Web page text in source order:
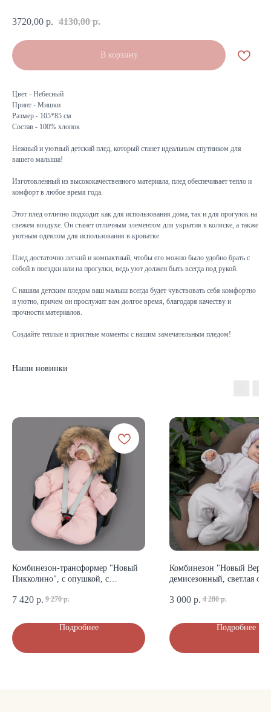
3720,00 р. 4130,00 р.
В корзину
Цвет - Небесный
Принт - Мишки
Размер - 105*85 см
Состав - 100% хлопок
Нежный и уютный детский плед, который станет идеальным спутником для
вашего малыша!
Изготовленный из высококачественного материала, плед обеспечивает тепло и
комфорт в любое время года.
Этот плед отлично подходит как для использования дома, так и для прогулок на
свежем воздухе. Он станет отличным элементом для укрытия в коляске, а также
уютным одеялом для использования в кроватке.
Плед достаточно легкий и компактный, чтобы его можно было удобно брать с
собой в поездки или на прогулки, ведь уют должен быть всегда под рукой.
С нашим детским пледом ваш малыш всегда будет чувствовать себя комфортно
и уютно, причем он прослужит вам долгое время, благодаря качеству и
прочности материалов.
Создайте теплые и приятные моменты с нашим замечательным пледом!
Наши новинки
Комбинезон-трансформер "Новый
Пикколино", с опушкой, с
7 420 р. 9 270 р.
Подробнее
Комбинезон "Новый Верт"
демисезонный, светлая
3 000 р. 4 280 р.
Подробнее
Летняя
Демисезонная
Готовые подборки
Комплекты на выписку
Комбинезоны
+7 (903) 200-10-04
mikiniki-shop@yandex.ru
КОНТАКТЫ
Политика конфиденциальности
Публичная оферта